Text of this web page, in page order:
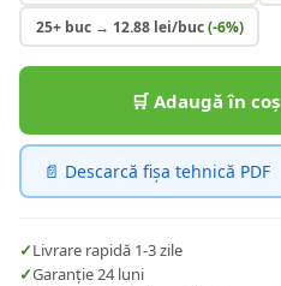
25+ buc→ 12.88lei/buc(-6%)
🛒 Adaugă în coș
📄 Descarcă fișa tehnică PDF
✓Livrare rapidă 1-3 zile
✓Garanție 24 luni